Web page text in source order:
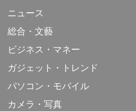
ニュース
総合・文藝
ビジネス・マネー
ガジェット・トレンド
パソコン・モバイル
カメラ・写真